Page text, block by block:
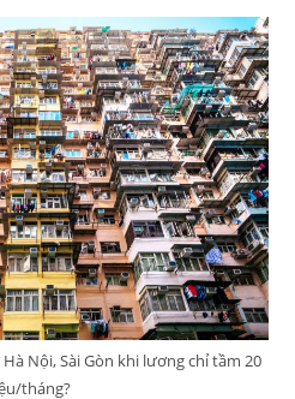
Nội, Sài Gòn khi lương chỉ tầm 20
tháng?